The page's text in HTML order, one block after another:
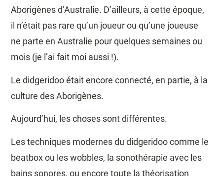
Aborigènes d’Australie. D’ailleurs, à cette époque,
il n’était pas rare qu’un joueur ou qu’une joueuse
ne parte en Australie pour quelques semaines ou
mois (je l’ai fait moi aussi !).
Le didgeridoo était encore connecté, en partie, à la
culture des Aborigènes.
Aujourd’hui, les choses sont différentes.
Les techniques modernes du didgeridoo comme le
beatbox ou les wobbles, la sonothérapie avec les
bains sonores, ou encore toute la théorisation